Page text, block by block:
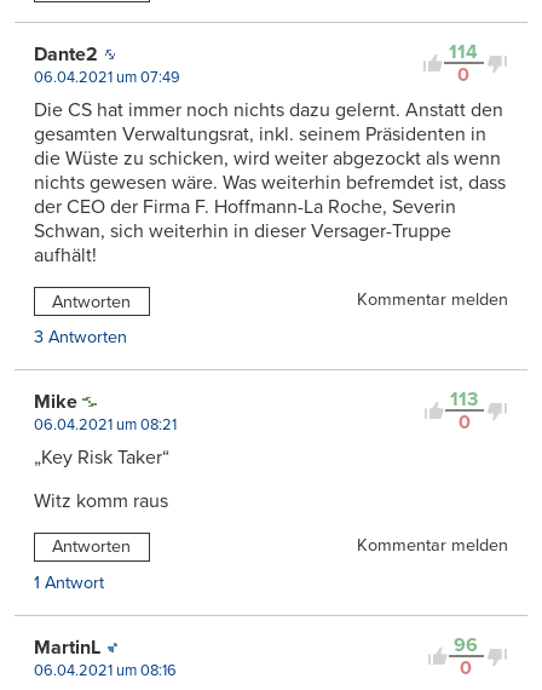
114
0
Dante2
06.04.2021 um 07:49
Die CS hat immer noch nichts dazu gelernt. Anstatt den
gesamten Verwaltungsrat, inkl. seinem Präsidenten in
die Wüste zu schicken, wird weiter abgezockt als wenn
nichts gewesen wäre. Was weiterhin befremdet ist, dass
der CEO der Firma F. Hoffmann-La Roche, Severin
Schwan, sich weiterhin in dieser Versager-Truppe
aufhält!
Antworten
Kommentar melden
3 Antworten
113
0
Mike
06.04.2021 um 08:21
„Key Risk Taker“
Witz komm raus
Antworten
Kommentar melden
1 Antwort
96
0
MartinL
06.04.2021 um 08:16